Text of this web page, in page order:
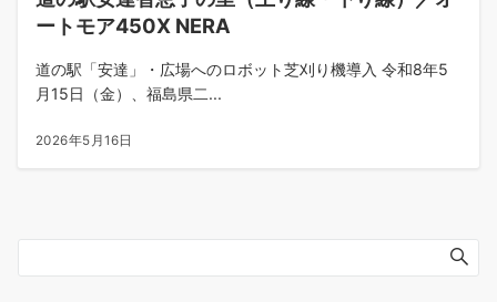
ートモア450X NERA
道の駅「安達」・広場へのロボット芝刈り機導入 令和8年5
月15日（金）、福島県二...
2026年5月16日